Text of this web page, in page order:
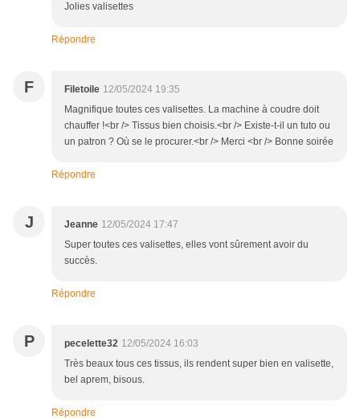
Jolies valisettes
Répondre
F Filetoile 12/05/2024 19:35
Magnifique toutes ces valisettes. La machine à coudre doit
chauffer !<br /> Tissus bien choisis.<br /> Existe-t-il un tuto ou
un patron ? Où se le procurer.<br /> Merci <br /> Bonne soirée
Répondre
J Jeanne 12/05/2024 17:47
Super toutes ces valisettes, elles vont sûrement avoir du
succès.
Répondre
P pecelette32 12/05/2024 16:03
Très beaux tous ces tissus, ils rendent super bien en valisette,
bel aprem, bisous.
Répondre